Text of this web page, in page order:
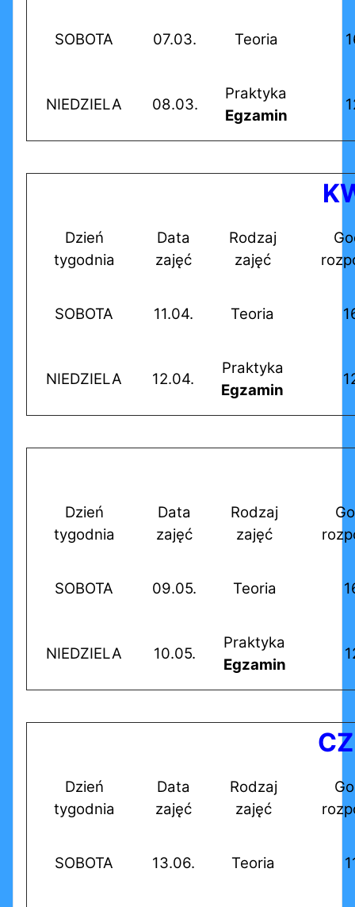
SOBOTA 07.03. Teoria
NIEDZIELA 08.03.
Praktyka
Egzamin
Dzień
tygodnia
Data
zajęć
Rodzaj
zajęć
SOBOTA 11.04. Teoria
NIEDZIELA 12.04.
Praktyka
Egzamin
Dzień
tygodnia
Data
zajęć
Rodzaj
zajęć
SOBOTA 09.05. Teoria
NIEDZIELA 10.05.
Praktyka
Egzamin
Dzień
tygodnia
Data
zajęć
Rodzaj
zajęć
SOBOTA 13.06. Teoria